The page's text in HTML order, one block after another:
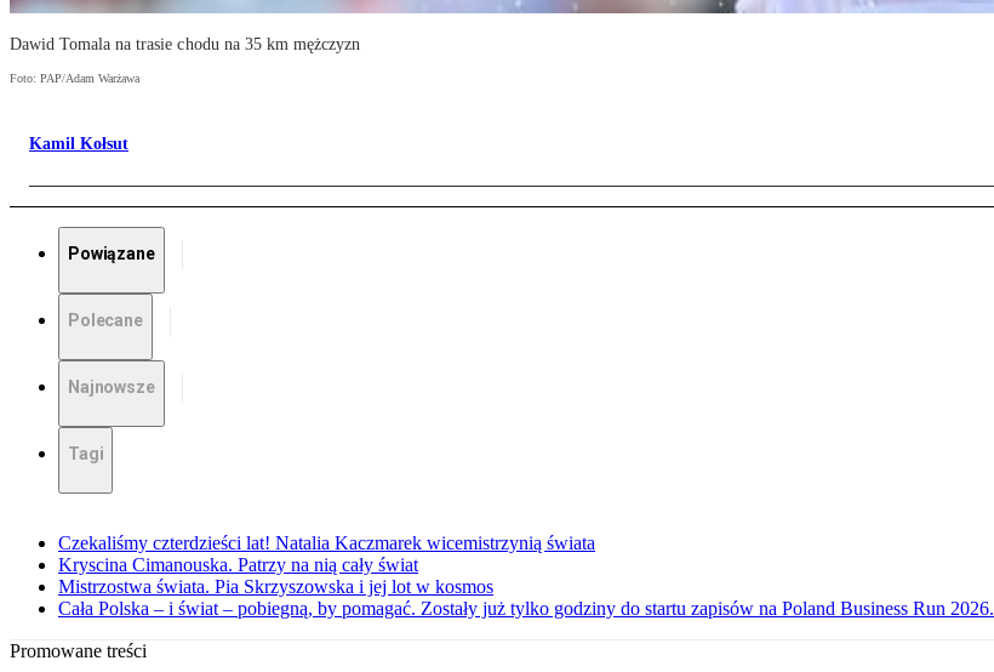
Dawid Tomala na trasie chodu na 35 km mężczyzn
Foto: PAP/Adam Warżawa
Kamil Kołsut
Powiązane
Polecane
Najnowsze
Tagi
Czekaliśmy czterdzieści lat! Natalia Kaczmarek wicemistrzynią świata
Kryscina Cimanouska. Patrzy na nią cały świat
Mistrzostwa świata. Pia Skrzyszowska i jej lot w kosmos
Cała Polska – i świat – pobiegną, by pomagać. Zostały już tylko godziny do startu zapisów na Poland Business Run 2026.
Promowane treści